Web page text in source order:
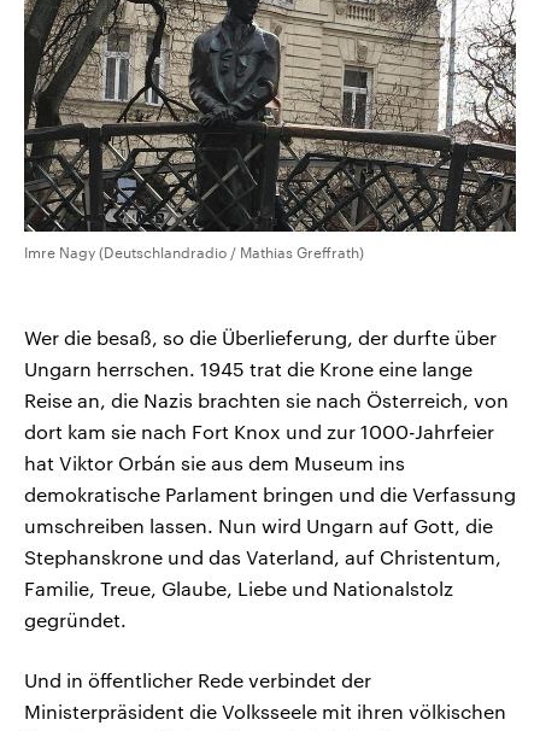
Imre Nagy (Deutschlandradio / Mathias Greffrath)
Wer die besaß, so die Überlieferung, der durfte über
Ungarn herrschen. 1945 trat die Krone eine lange
Reise an, die Nazis brachten sie nach Österreich, von
dort kam sie nach Fort Knox und zur 1000-Jahrfeier
hat Viktor Orbán sie aus dem Museum ins
demokratische Parlament bringen und die Verfassung
umschreiben lassen. Nun wird Ungarn auf Gott, die
Stephanskrone und das Vaterland, auf Christentum,
Familie, Treue, Glaube, Liebe und Nationalstolz
gegründet.
Und in öffentlicher Rede verbindet der
Ministerpräsident die Volksseele mit ihren völkischen